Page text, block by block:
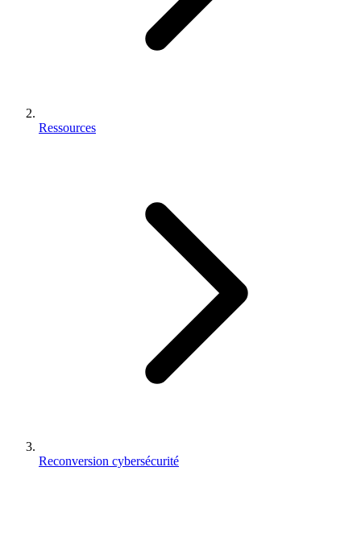
Ressources
Reconversion cybersécurité